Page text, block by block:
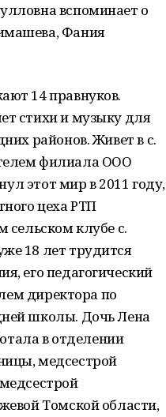
вспоминает о
Фания
14 правнуков.
стихи и музыку для
районов. Живет в с.
филиала ООО
этот мир в 2011 году,
цеха РТП
сельском клубе с.
18 лет трудится
его педагогический
директора по
школы. Дочь Лена
в отделении
медсестрой
Томской области,